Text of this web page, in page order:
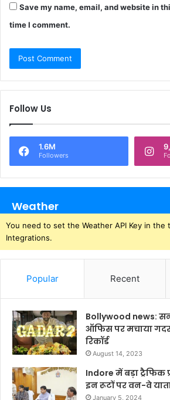
Save my name, email, and website in
time I comment.
Follow Us
1.6M
Followers
Weather
You need to set the Weather API Key in the
Integrations.
Popular Recent
Bollywood news:
ऑफिस पर मचाया
रिकॉर्ड
August 14, 2023
Indore में बड़ा ट्रैफिक
इन रूटों पर वन-वे
January 5, 2024